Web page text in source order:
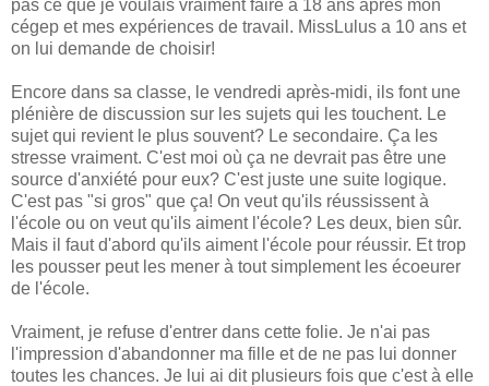
pas ce que je voulais vraiment faire à 18 ans après mon
cégep et mes expériences de travail. MissLulus a 10 ans et
on lui demande de choisir!
Encore dans sa classe, le vendredi après-midi, ils font une
plénière de discussion sur les sujets qui les touchent. Le
sujet qui revient le plus souvent? Le secondaire. Ça les
stresse vraiment. C'est moi où ça ne devrait pas être une
source d'anxiété pour eux? C'est juste une suite logique.
C'est pas "si gros" que ça! On veut qu'ils réussissent à
l'école ou on veut qu'ils aiment l'école? Les deux, bien sûr.
Mais il faut d'abord qu'ils aiment l'école pour réussir. Et trop
les pousser peut les mener à tout simplement les écoeurer
de l'école.
Vraiment, je refuse d'entrer dans cette folie. Je n'ai pas
l'impression d'abandonner ma fille et de ne pas lui donner
toutes les chances. Je lui ai dit plusieurs fois que c'est à elle